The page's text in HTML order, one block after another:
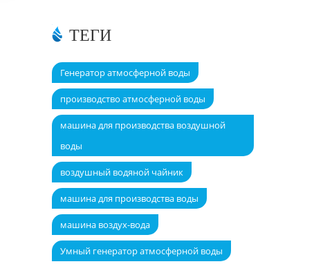
ТЕГИ
Генератор атмосферной воды
производство атмосферной воды
машина для производства воздушной
воды
воздушный водяной чайник
машина для производства воды
машина воздух-вода
Умный генератор атмосферной воды